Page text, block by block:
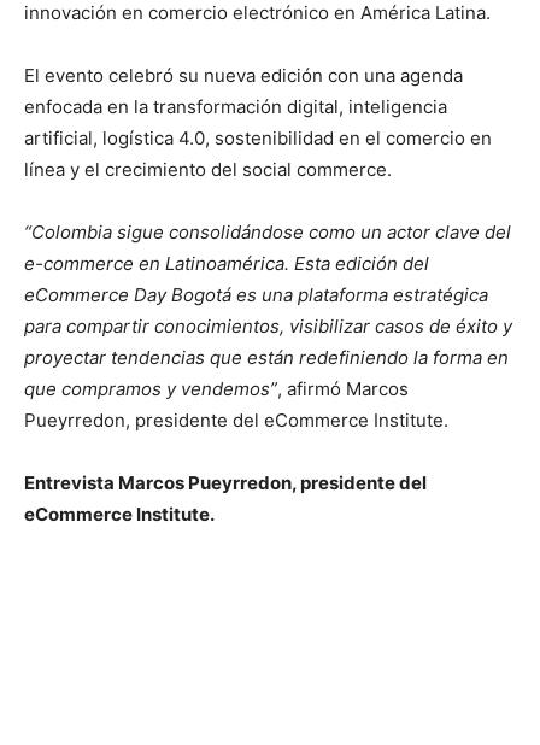
innovación en comercio electrónico en América Latina.
El evento celebró su nueva edición con una agenda
enfocada en la transformación digital, inteligencia
artificial, logística 4.0, sostenibilidad en el comercio en
línea y el crecimiento del social commerce.
“Colombia sigue consolidándose como un actor clave del
e-commerce en Latinoamérica. Esta edición del
eCommerce Day Bogotá es una plataforma estratégica
para compartir conocimientos, visibilizar casos de éxito y
proyectar tendencias que están redefiniendo la forma en
que compramos y vendemos”, afirmó Marcos
Pueyrredon, presidente del eCommerce Institute.
Entrevista Marcos Pueyrredon, presidente del
eCommerce Institute.